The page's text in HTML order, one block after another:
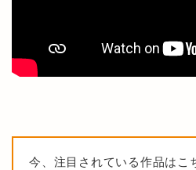
今、注目されている作品はこ